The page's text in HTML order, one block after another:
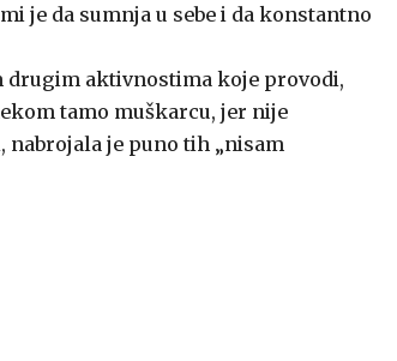
je da sumnja u sebe i da konstantno
drugim aktivnostima koje provodi,
tamo muškarcu, jer nije
je puno tih „nisam